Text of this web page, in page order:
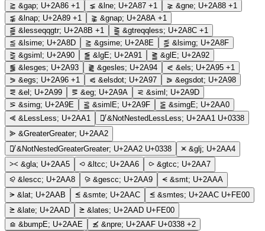
⪆ &gap; U+2A86 +1 ⪇ &lne; U+2A87 +1 ⪈ &gne; U+2A88 +1
⪉ &lnap; U+2A89 +1 ⪊ &gnap; U+2A8A +1
⪋ &lesseqqgtr; U+2A8B +1 ⪌ &gtreqqless; U+2A8C +1
⪍ &lsime; U+2A8D ⪎ &gsime; U+2A8E ⪏ &lsimg; U+2A8F
⪐ &gsiml; U+2A90 ⪑ &lgE; U+2A91 ⪒ &glE; U+2A92
⪓ &lesges; U+2A93 ⪔ &gesles; U+2A94 ⪕ &els; U+2A95 +1
⪖ &egs; U+2A96 +1 ⪗ &elsdot; U+2A97 ⪘ &egsdot; U+2A98
⪙ &el; U+2A99 ⪚ &eg; U+2A9A ⪝ &siml; U+2A9D
⪞ &simg; U+2A9E ⪟ &simlE; U+2A9F ⪠ &simgE; U+2AA0
⪡ &LessLess; U+2AA1 ⪡̸ &NotNestedLessLess; U+2AA1 U+0338
⪢ &GreaterGreater; U+2AA2
⪢̸ &NotNestedGreaterGreater; U+2AA2 U+0338 ⪤ &glj; U+2AA4
⪥ &gla; U+2AA5 ⪦ &ltcc; U+2AA6 ⪧ &gtcc; U+2AA7
⪨ &lescc; U+2AA8 ⪩ &gescc; U+2AA9 ⪪ &smt; U+2AAA
⪫ &lat; U+2AAB ⪬ &smte; U+2AAC ⪬︀ &smtes; U+2AAC U+FE00
⪭ &late; U+2AAD ⪭︀ &lates; U+2AAD U+FE00
⪮ &bumpE; U+2AAE ⪯̸ &npre; U+2AAF U+0338 +2